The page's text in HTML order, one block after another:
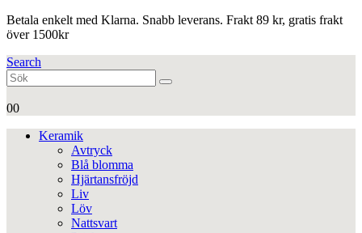
Betala enkelt med Klarna. Snabb leverans. Frakt 89 kr, gratis frakt
över 1500kr
Search
00
Keramik
Avtryck
Blå blomma
Hjärtansfröjd
Liv
Löv
Nattsvart